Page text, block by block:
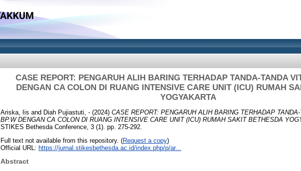
CASE REPORT: PENGARUH ALIH BARING TERHADAP TANDA-TANDA
DENGAN CA COLON DI RUANG INTENSIVE CARE UNIT (ICU) RUMAH
YOGYAKARTA
Ariska, Iis and Diah Pujiastuti, - (2024) CASE REPORT: PENGARUH ALIH BARING TERHADAP
BP.W DENGAN CA COLON DI RUANG INTENSIVE CARE UNIT (ICU) RUMAH SAKIT BETHESDA
STIKES Bethesda Conference, 3 (1). pp. 275-292.
Full text not available from this repository. (Request a copy)
Official URL: https://jurnal.stikesbethesda.ac.id/index.php/p/ar...
Abstract